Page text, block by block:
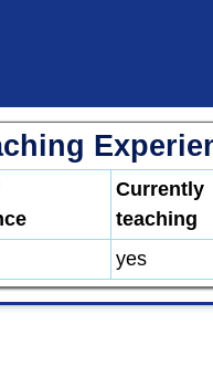
Currently
teaching
yes